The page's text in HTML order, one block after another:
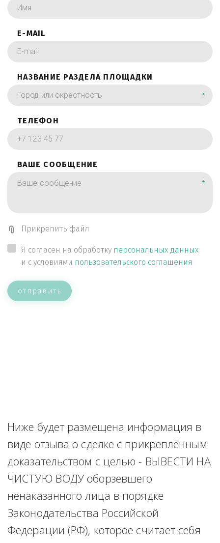
E-MAIL
НАЗВАНИЕ РАЗДЕЛА ПЛОЩАДКИ
*
ТЕЛЕФОН
ВАШЕ СООБЩЕНИЕ
*
Прикрепить файл
Я согласен на обработку персональных данных
и с условиями пользовательского соглашения
отправить
Ниже будет размещена информация в
виде отзыва о сделке с прикреплённым
доказательством с целью - ВЫВЕСТИ НА
ЧИСТУЮ ВОДУ оборзевшего
ненаказанного лица в порядке
Законодательства Российской
Федерации (РФ), которое считает себя